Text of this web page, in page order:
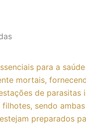
para a
mortais,
de parasitas
sendo
preparados